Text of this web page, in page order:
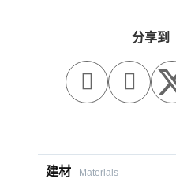
分享到
 
建材
Materials